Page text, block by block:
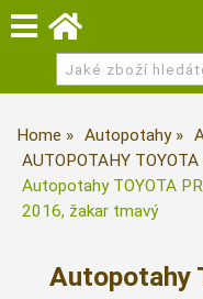
Home Autopotahy
AUTOPOTAHY TOYOTA
Autopotahy TOYOTA
2016, žakar tmavý
Autopotahy